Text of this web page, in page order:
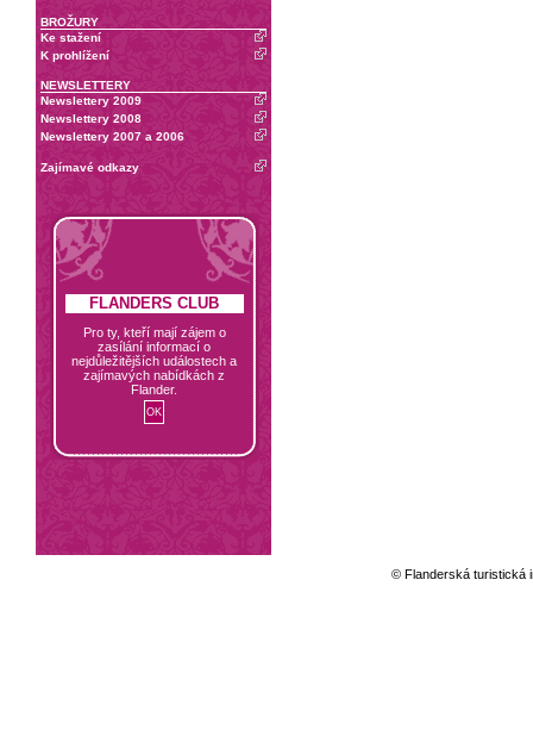
BROŽURY
Ke stažení
K prohlížení
NEWSLETTERY
Newslettery 2009
Newslettery 2008
Newslettery 2007 a 2006
Zajímavé odkazy
FLANDERS CLUB
Pro ty, kteří mají zájem o
zasílání informací o
nejdůležitějších událostech a
zajímavých nabídkách z
Flander.
© Flanderská turistická